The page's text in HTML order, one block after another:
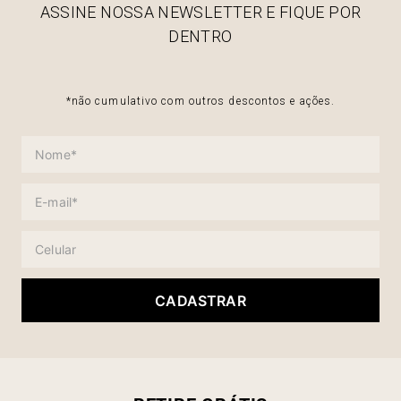
ASSINE NOSSA NEWSLETTER E FIQUE POR
DENTRO
*não cumulativo com outros descontos e ações.
CADASTRAR